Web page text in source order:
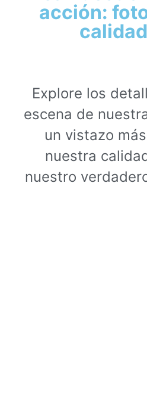
acción:
Explore los
escena de
un vistazo
nuestra
nuestro